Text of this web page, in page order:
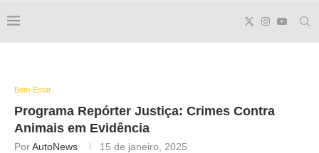
Bem-Estar
Programa Repórter Justiça: Crimes Contra
Animais em Evidência
PorAutoNews 15 de janeiro, 2025